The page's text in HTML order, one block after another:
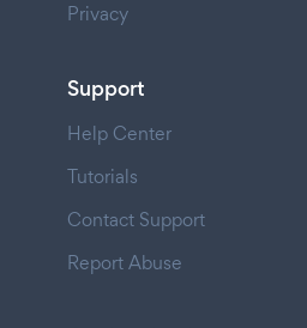
Privacy
Support
Help Center
Tutorials
Contact Support
Report Abuse